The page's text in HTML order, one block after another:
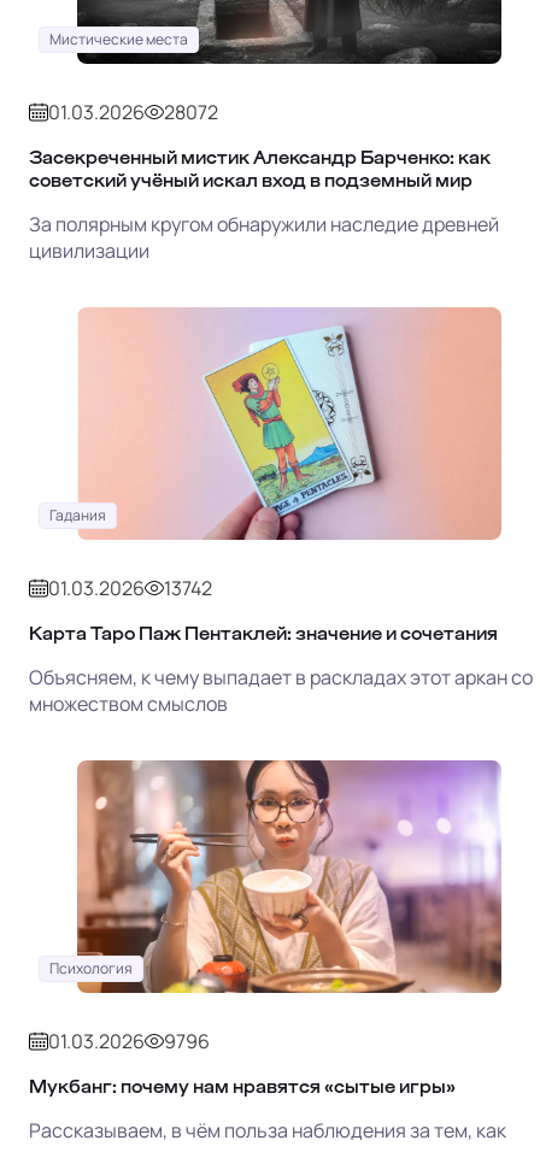
Мистические места
01.03.2026 28072
Засекреченный мистик Александр Барченко: как
советский учёный искал вход в подземный мир
За полярным кругом обнаружили наследие древней
цивилизации
Гадания
01.03.2026 13742
Карта Таро Паж Пентаклей: значение и сочетания
Объясняем, к чему выпадает в раскладах этот аркан со
множеством смыслов
Психология
01.03.2026 9796
Мукбанг: почему нам нравятся «сытые игры»
Рассказываем, в чём польза наблюдения за тем, как